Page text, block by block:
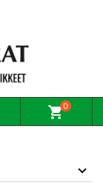
shopping_cart0